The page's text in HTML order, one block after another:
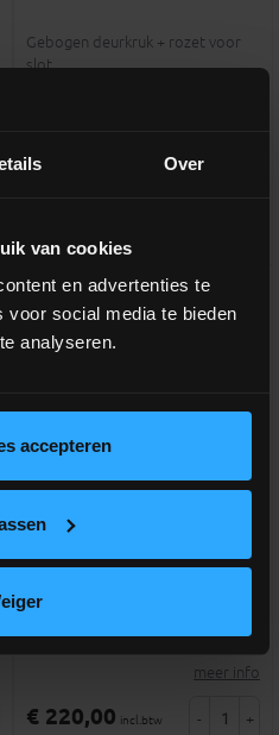
Over
van cookies
en advertenties te
voor social media te bieden
analyseren.
accepteren
Gebogen deurkruk + rozet voor
slot
OPTIE 3-punt cilinderslot
Meerprijs voor 3 punt slot
meer info
€ 220,00 incl.btw - +